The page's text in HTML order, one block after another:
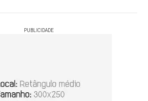
PUBLICIDADE